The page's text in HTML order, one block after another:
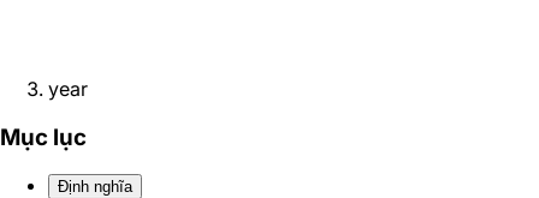
year
Mục lục
Định nghĩa